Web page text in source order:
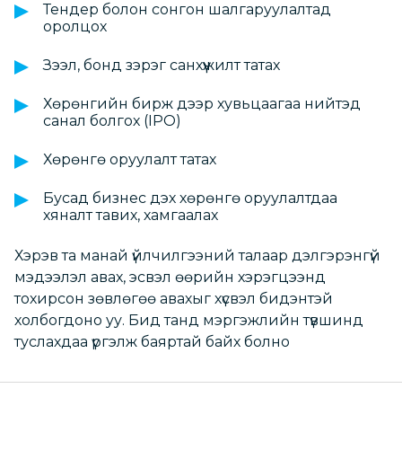
Тендер болон сонгон шалгаруулалтад
оролцох
Зээл, бонд зэрэг санхүүжилт татах
Хөрөнгийн бирж дээр хувьцаагаа нийтэд
санал болгох (IPO)
Хөрөнгө оруулалт татах
Бусад бизнес дэх хөрөнгө оруулалтдаа
хяналт тавих, хамгаалах
Хэрэв та манай үйлчилгээний талаар дэлгэрэнгүй
мэдээлэл авах, эсвэл өөрийн хэрэгцээнд
тохирсон зөвлөгөө авахыг хүсвэл бидэнтэй
холбогдоно уу. Бид танд мэргэжлийн түвшинд
туслахдаа үргэлж баяртай байх болно